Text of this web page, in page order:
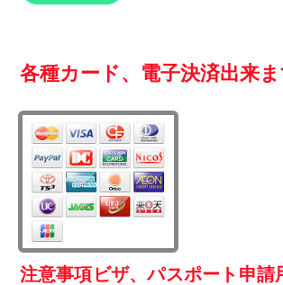
各種カード、電子決済出来
注意事項ビザ、パスポート申請